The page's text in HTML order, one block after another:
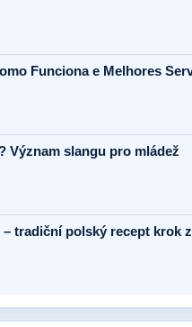
Funciona e Melhores
Význam slangu pro mládež
tradiční polský recept krok